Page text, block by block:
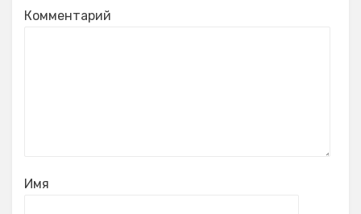
Комментарий
Имя